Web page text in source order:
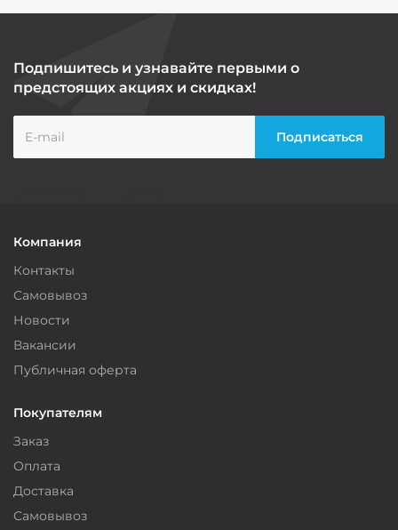
Подпишитесь и узнавайте первыми о
предстоящих акциях и скидках!
Компания
Контакты
Самовывоз
Новости
Вакансии
Публичная оферта
Покупателям
Заказ
Оплата
Доставка
Самовывоз